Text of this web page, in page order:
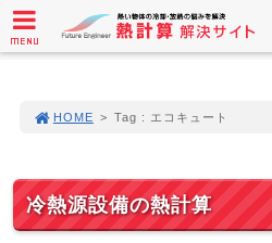
HOME > Tag : エコキュート
冷熱源設備の熱計算
MENU